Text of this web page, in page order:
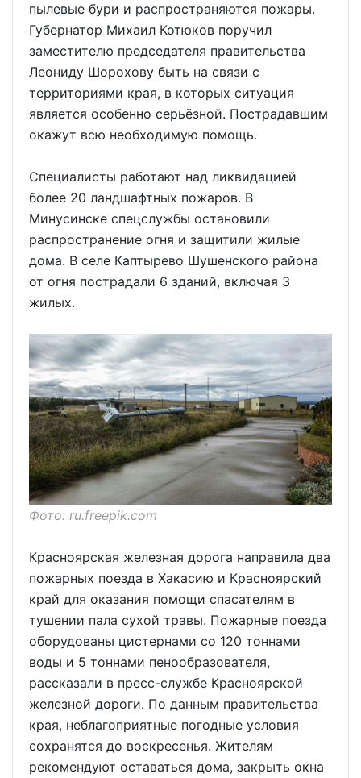
пылевые бури и распространяются пожары.
Губернатор Михаил Котюков поручил
заместителю председателя правительства
Леониду Шорохову быть на связи с
территориями края, в которых ситуация
является особенно серьёзной. Пострадавшим
окажут всю необходимую помощь.
Специалисты работают над ликвидацией
более 20 ландшафтных пожаров. В
Минусинске спецслужбы остановили
распространение огня и защитили жилые
дома. В селе Каптырево Шушенского района
от огня пострадали 6 зданий, включая 3
жилых.
Фото: ru.freepik.com
Красноярская железная дорога направила два
пожарных поезда в Хакасию и Красноярский
край для оказания помощи спасателям в
тушении пала сухой травы. Пожарные поезда
оборудованы цистернами со 120 тоннами
воды и 5 тоннами пенообразователя,
рассказали в пресс-службе Красноярской
железной дороги. По данным правительства
края, неблагоприятные погодные условия
сохранятся до воскресенья. Жителям
рекомендуют оставаться дома, закрыть окна